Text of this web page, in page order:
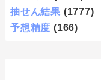
抽せん結果 (1777)
予想精度 (166)